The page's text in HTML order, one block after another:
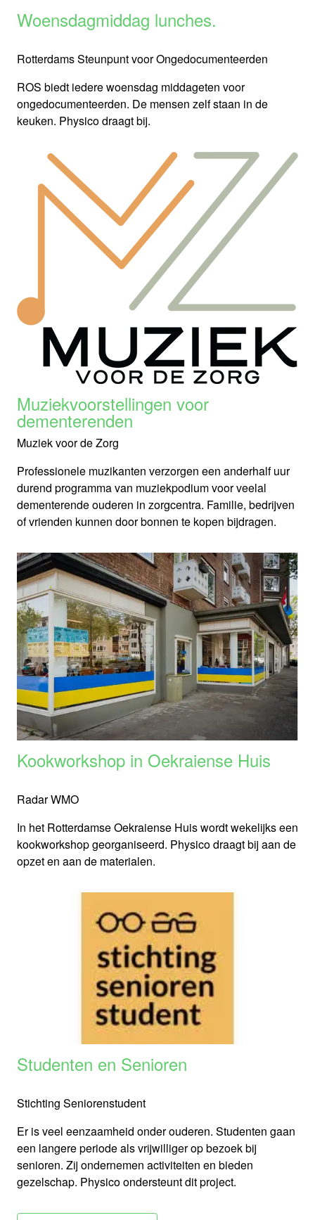
Woensdagmiddag lunches.
Rotterdams Steunpunt voor Ongedocumenteerden
ROS biedt iedere woensdag middageten voor
ongedocumenteerden. De mensen zelf staan in de
keuken. Physico draagt bij.
Muziekvoorstellingen voor
dementerenden
Muziek voor de Zorg
Professionele muzikanten verzorgen een anderhalf uur
durend programma van muziekpodium voor veelal
dementerende ouderen in zorgcentra. Familie, bedrijven
of vrienden kunnen door bonnen te kopen bijdragen.
Kookworkshop in Oekraiense Huis
Radar WMO
In het Rotterdamse Oekraiense Huis wordt wekelijks een
kookworkshop georganiseerd. Physico draagt bij aan de
opzet en aan de materialen.
Studenten en Senioren
Stichting Seniorenstudent
Er is veel eenzaamheid onder ouderen. Studenten gaan
een langere periode als vrijwilliger op bezoek bij
senioren. Zij ondernemen activiteiten en bieden
gezelschap. Physico ondersteunt dit project.